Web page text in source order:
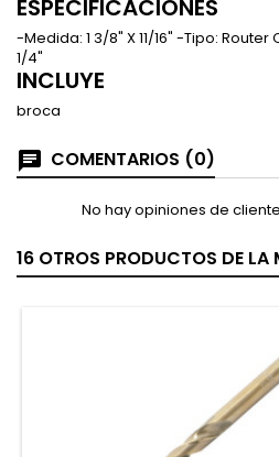
ESPECIFICACIONES
-Medida: 1 3/8" X 11/16" -Tipo:
1/4"
INCLUYE
broca
COMENTARIOS (0)
No hay opiniones de
16 OTROS PRODUCTOS DE